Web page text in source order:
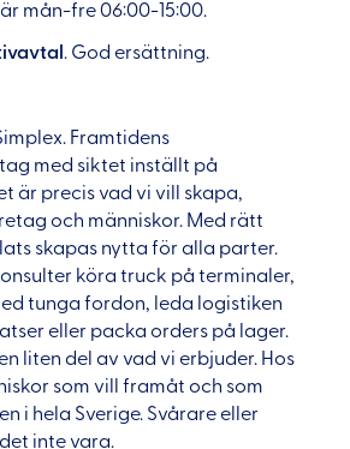
mån-fre 06:00-15:00.
. God ersättning.
Framtidens
med siktet inställt på
är precis vad vi vill skapa,
och människor. Med rätt
skapas nytta för alla parter.
köra truck på terminaler,
tunga fordon, leda logistiken
eller packa orders på lager.
liten del av vad vi erbjuder. Hos
som vill framåt och som
i hela Sverige. Svårare eller
inte vara.